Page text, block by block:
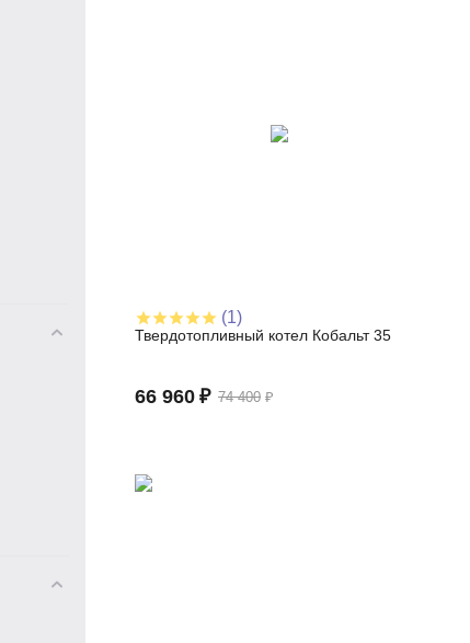
(1)
Твердотопливный котел Кобальт 35
74 400 ₽
66 960 ₽